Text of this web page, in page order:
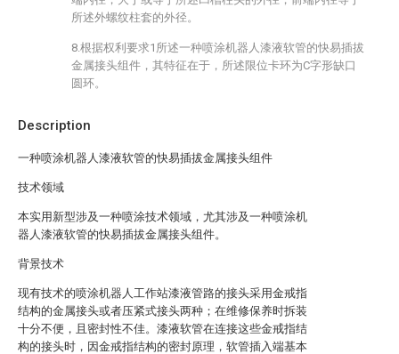
Description
一种喷涂机器人漆液软管的快易插拔金属接头组件
技术领域
本实用新型涉及一种喷涂技术领域，尤其涉及一种喷涂机
器人漆液软管的快易插拔金属接头组件。
背景技术
现有技术的喷涂机器人工作站漆液管路的接头采用金戒指
结构的金属接头或者压紧式接头两种；在维修保养时拆装
十分不便，且密封性不佳。漆液软管在连接这些金戒指结
构的接头时，因金戒指结构的密封原理，软管插入端基本
所述外螺纹柱套的外径。
8.根据权利要求1所述一种喷涂机器人漆液软管的快易插拔
金属接头组件，其特征在于，所述限位卡环为C字形缺口
圆环。